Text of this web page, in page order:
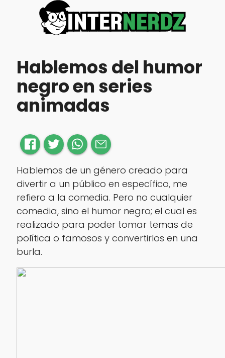
Hablemos del humor
negro en series
animadas
Hablemos de un género creado para
divertir a un público en específico, me
refiero a la comedia. Pero no cualquier
comedia, sino el humor negro; el cual es
realizado para poder tomar temas de
política o famosos y convertirlos en una
burla.